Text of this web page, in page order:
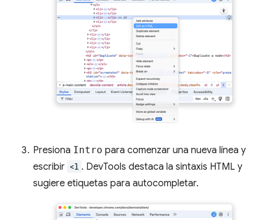
Presiona Intro para comenzar una nueva línea y
escribir <l . DevTools destaca la sintaxis HTML y
sugiere etiquetas para autocompletar.